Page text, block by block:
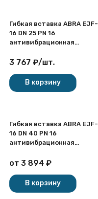
Гибкая вставка ABRA EJF-
16 DN 25 PN 16
антивибрационная
3 767 ₽/шт.
В корзину
Гибкая вставка ABRA EJF-
16 DN 40 PN 16
антивибрационная
от 3 894 ₽
В корзину